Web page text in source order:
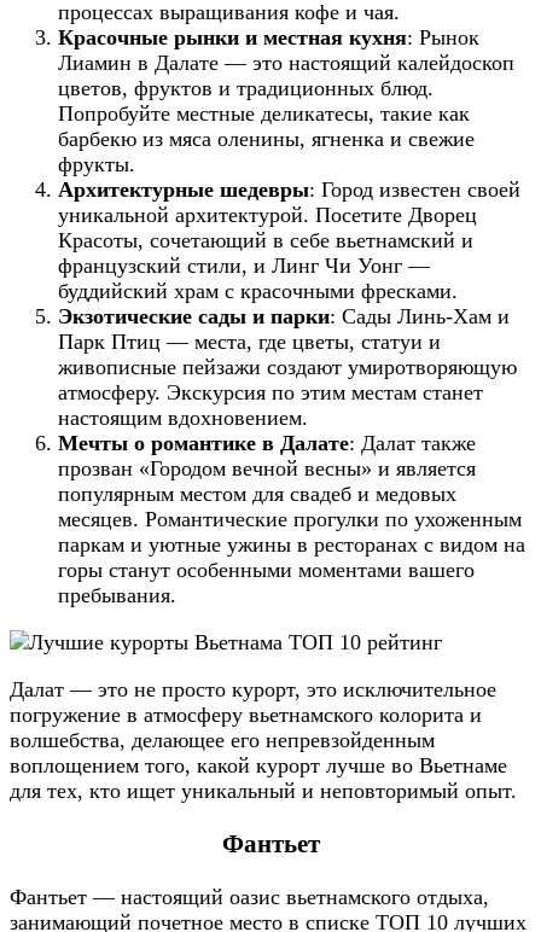
процессах выращивания кофе и чая.
Красочные рынки и местная кухня: Рынок
Лиамин в Далате — это настоящий калейдоскоп
цветов, фруктов и традиционных блюд.
Попробуйте местные деликатесы, такие как
барбекю из мяса оленины, ягненка и свежие
фрукты.
Архитектурные шедевры: Город известен своей
уникальной архитектурой. Посетите Дворец
Красоты, сочетающий в себе вьетнамский и
французский стили, и Линг Чи Уонг —
буддийский храм с красочными фресками.
Экзотические сады и парки: Сады Линь-Хам и
Парк Птиц — места, где цветы, статуи и
живописные пейзажи создают умиротворяющую
атмосферу. Экскурсия по этим местам станет
настоящим вдохновением.
Мечты о романтике в Далате: Далат также
прозван «Городом вечной весны» и является
популярным местом для свадеб и медовых
месяцев. Романтические прогулки по ухоженным
паркам и уютные ужины в ресторанах с видом на
горы станут особенными моментами вашего
пребывания.
Далат — это не просто курорт, это исключительное
погружение в атмосферу вьетнамского колорита и
волшебства, делающее его непревзойденным
воплощением того, какой курорт лучше во Вьетнаме
для тех, кто ищет уникальный и неповторимый опыт.
Фантьет
Фантьет — настоящий оазис вьетнамского отдыха,
занимающий почетное место в списке ТОП 10 лучших